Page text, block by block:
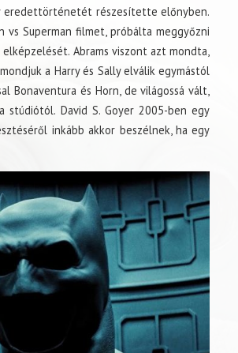
eredettörténetét részesítette előnyben.
vs Superman filmet, próbálta meggyőzni
Abrams viszont azt mondta,
a Harry és Sally elválik egymástól
Bonaventura és Horn, de világossá vált,
David S. Goyer 2005-ben egy
inkább akkor beszélnek, ha egy